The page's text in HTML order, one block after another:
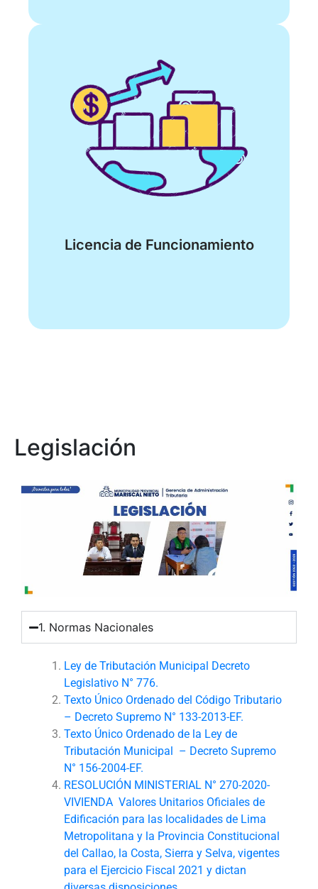
Licencia de Funcionamiento
Legislación
1. Normas Nacionales
Ley de Tributación Municipal Decreto
Legislativo N° 776.
Texto Único Ordenado del Código Tributario
– Decreto Supremo N° 133-2013-EF.
Texto Único Ordenado de la Ley de
Tributación Municipal – Decreto Supremo
N° 156-2004-EF.
RESOLUCIÓN MINISTERIAL N° 270-2020-
VIVIENDA Valores Unitarios Oficiales de
Edificación para las localidades de Lima
Metropolitana y la Provincia Constitucional
del Callao, la Costa, Sierra y Selva, vigentes
para el Ejercicio Fiscal 2021 y dictan